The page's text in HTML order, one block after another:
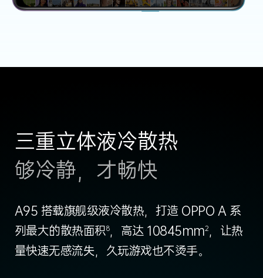
三重立体液冷散热
够冷静，才畅快
A95 搭载旗舰级液冷散热，打造 OPPO A 系
列最大的散热面积 8，高达 10845mm2
，让热
量快速无感流失，久玩游戏也不烫手。